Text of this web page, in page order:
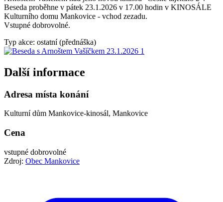
Beseda proběhne v pátek 23.1.2026 v 17.00 hodin v KINOSÁLE
Kulturního domu Mankovice - vchod zezadu.
Vstupné dobrovolné.
Typ akce: ostatní (přednáška)
Další informace
Adresa místa konání
Kulturní dům Mankovice-kinosál, Mankovice
Cena
vstupné dobrovolné
Zdroj: Obec Mankovice